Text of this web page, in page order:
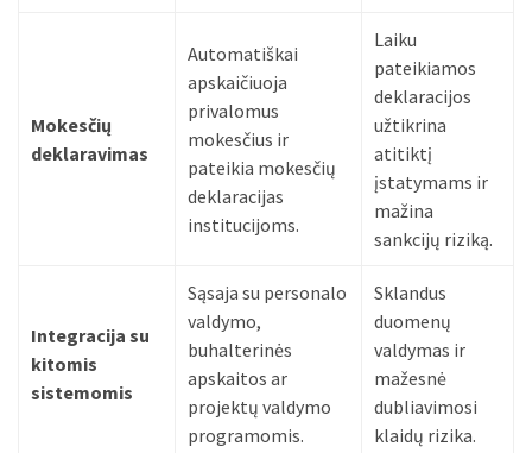
LAISVALAIKIS
Uncategorized
Ekologija
Mokesčių
deklaravimas
Automatiškai
apskaičiuoja
privalomus
mokesčius ir
pateikia mokesčių
deklaracijas
institucijoms.
Laiku
pateikiamos
deklaracijos
užtikrina
atitiktį
įstatymams ir
mažina
sankcijų riziką.
Integracija su
kitomis
sistemomis
Sąsaja su personalo
valdymo,
buhalterinės
apskaitos ar
projektų valdymo
programomis.
Sklandus
duomenų
valdymas ir
mažesnė
dubliavimosi
klaidų rizika.